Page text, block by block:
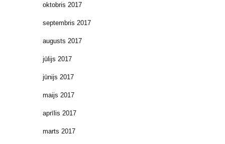
oktobris 2017
septembris 2017
augusts 2017
jūlijs 2017
jūnijs 2017
maijs 2017
aprīlis 2017
marts 2017